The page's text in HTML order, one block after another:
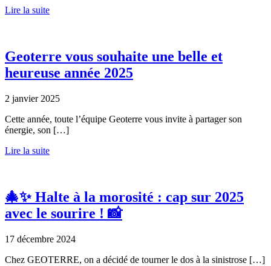
Lire la suite
Geoterre vous souhaite une belle et
heureuse année 2025
2 janvier 2025
Cette année, toute l’équipe Geoterre vous invite à partager son
énergie, son […]
Lire la suite
🎄✨ Halte à la morosité : cap sur 2025
avec le sourire ! 📸
17 décembre 2024
Chez GEOTERRE, on a décidé de tourner le dos à la sinistrose […]